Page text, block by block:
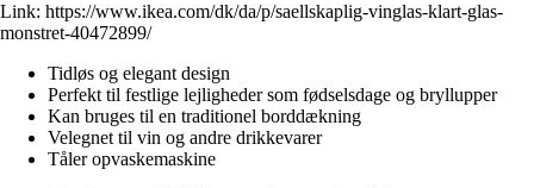
Link: https://www.ikea.com/dk/da/p/saellskaplig-vinglas-klart-glas-
monstret-40472899/
Tidløs og elegant design
Perfekt til festlige lejligheder som fødselsdage og bryllupper
Kan bruges til en traditionel borddækning
Velegnet til vin og andre drikkevarer
Tåler opvaskemaskine